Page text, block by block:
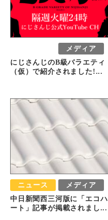
メディア
にじさんじのB級バラエティ
（仮）で紹介されました!...
ニュース メディア
中日新聞西三河版に「エコハ
ート」記事が掲載されまし...